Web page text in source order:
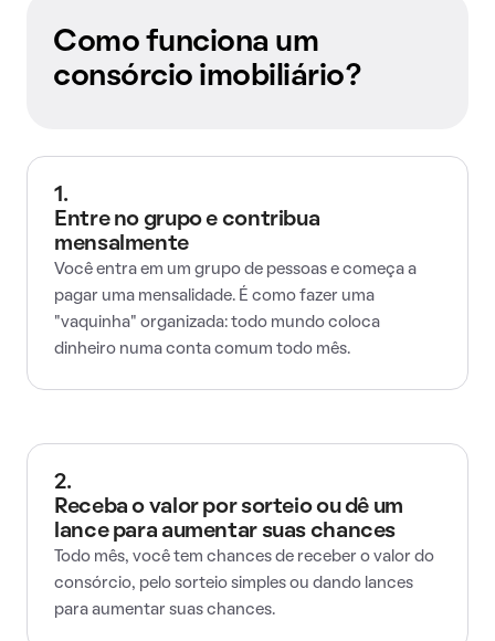
Como funciona um
consórcio imobiliário?
1.
Entre no grupo e contribua
mensalmente
Você entra em um grupo de pessoas e começa a
pagar uma mensalidade. É como fazer uma
"vaquinha" organizada: todo mundo coloca
dinheiro numa conta comum todo mês.
2.
Receba o valor por sorteio ou dê um
lance para aumentar suas chances
Todo mês, você tem chances de receber o valor do
consórcio, pelo sorteio simples ou dando lances
para aumentar suas chances.